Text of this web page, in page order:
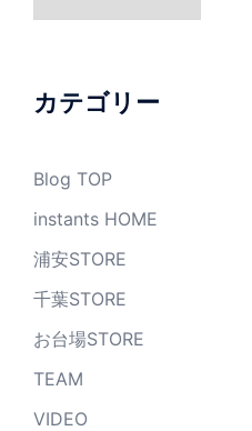
ブ
カテゴリー
Blog TOP
instants HOME
浦安STORE
千葉STORE
お台場STORE
TEAM
VIDEO